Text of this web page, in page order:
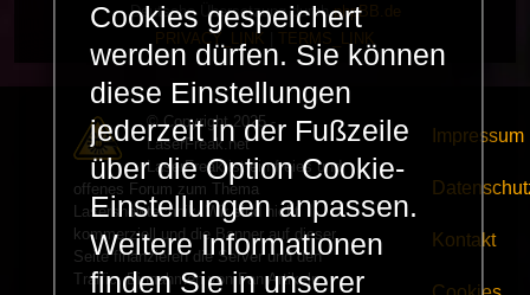
Deutsche Übersetzung durchphpBB.de
PRIVACY_LINK
TERMS_LINK
© Copyright 2025 -
LaserFreak.net
LaserFreak ist ein freies und
offenes Forum zum Thema
Lasershowtechnik. Wir sind nicht
kommerziell und die Banner auf dieser
Seite finanzieren die Server und den
Traffic. Einnahmen von Fan Artikeln
Impressum
Kontakt
Cookies gespeichert
werden dürfen. Sie können
diese Einstellungen
jederzeit in der Fußzeile
über die Option Cookie-
Einstellungen anpassen.
Weitere Informationen
finden Sie in unserer